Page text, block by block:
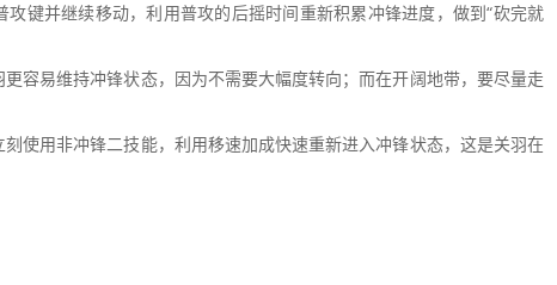
键并继续移动，利用普攻的后摇时间重新积累冲锋进度，做到“砍完就
容易维持冲锋状态，因为不需要大幅度转向；而在开阔地带，要尽量走
使用非冲锋二技能，利用移速加成快速重新进入冲锋状态，这是关羽在